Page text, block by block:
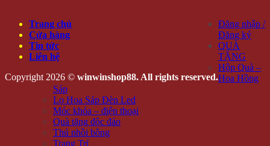
Trang chủ
Cửa hàng
Tin tức
Liên hệ
Copyright 2026 © winwinshop88. All rights reserved.
Đăng nhập /
Đăng ký
QUÀ
TẶNG
Hộp Quà –
Hoa Hồng
Sáp
Lọ Hoa Sáp Đèn Led
Móc khóa – điện thoại
Quà tặng độc đáo
Thú nhồi bông
Trang Trí